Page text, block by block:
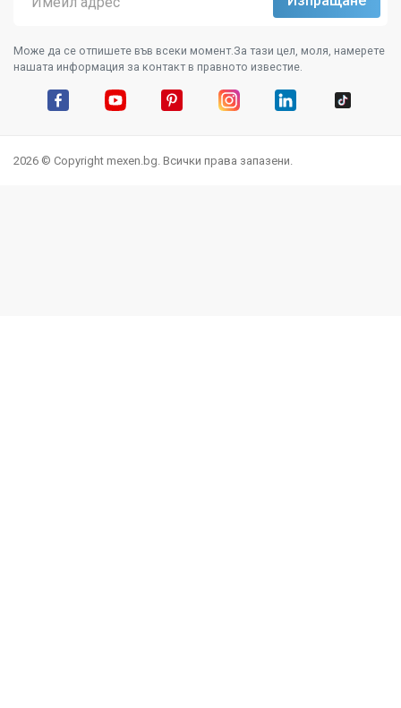
Може да се отпишете във всеки момент.За тази цел, моля, намерете
нашата информация за контакт в правното известие.
2026 © Copyright mexen.bg. Всички права запазени.